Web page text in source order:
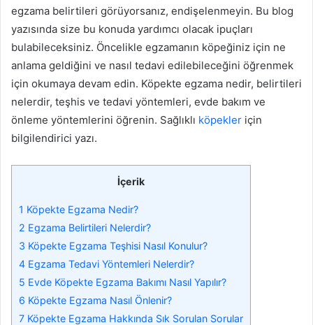
egzama belirtileri görüyorsanız, endişelenmeyin. Bu blog
yazısında size bu konuda yardımcı olacak ipuçları
bulabileceksiniz. Öncelikle egzamanın köpeğiniz için ne
anlama geldiğini ve nasıl tedavi edilebileceğini öğrenmek
için okumaya devam edin. Köpekte egzama nedir, belirtileri
nelerdir, teşhis ve tedavi yöntemleri, evde bakım ve
önleme yöntemlerini öğrenin. Sağlıklı köpekler için
bilgilendirici yazı.
İçerik
1 Köpekte Egzama Nedir?
2 Egzama Belirtileri Nelerdir?
3 Köpekte Egzama Teşhisi Nasıl Konulur?
4 Egzama Tedavi Yöntemleri Nelerdir?
5 Evde Köpekte Egzama Bakımı Nasıl Yapılır?
6 Köpekte Egzama Nasıl Önlenir?
7 Köpekte Egzama Hakkında Sık Sorulan Sorular